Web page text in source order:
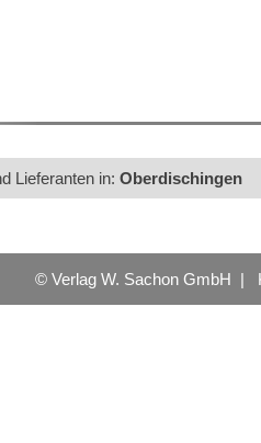
Lieferanten in: Oberdischingen
© Verlag W. Sachon GmbH |